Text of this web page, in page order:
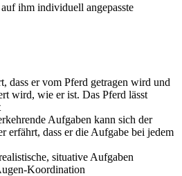
ihm individuell angepasste
dass er vom Pferd getragen wird und
wird, wie er ist. Das Pferd lässt
Aufgaben kann sich der
erfährt, dass er die Aufgabe bei jedem
situative Aufgaben
Koordination